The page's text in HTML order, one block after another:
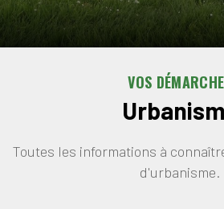
VOS
Toutes les informations à
d'urbanisme.